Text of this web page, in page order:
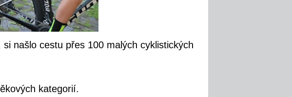
našlo cestu přes 100 malých cyklistických
kategorií.